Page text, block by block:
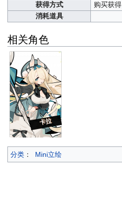
获得方式
购买获得
消耗道具
相关角色
卡拉
分类 ： Mini立绘